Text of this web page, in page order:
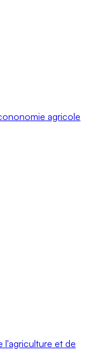
agricole
l'agriculture et de